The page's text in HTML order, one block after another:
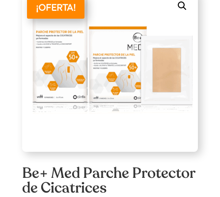
¡OFERTA!
Be+ Med Parche Protector
de Cicatrices